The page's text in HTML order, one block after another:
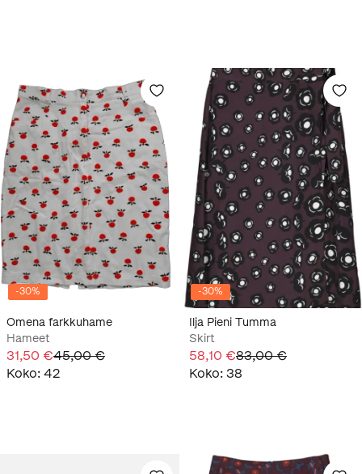
-30%
Omena farkkuhame
Hameet
31,50 €45,00 €
Koko: 42
-30%
Ilja Pieni Tumma
Skirt
58,10 €83,00 €
Koko: 38